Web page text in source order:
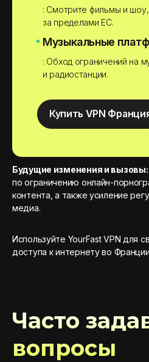
: Смотрите фильмы и
за пределами ЕС.
Музыкальные
: Обход ограничений на
и радиостанции.
Купить VPN
Будущие изменения и вызовы:
по ограничению онлайн-
контента, а также усиление
медиа.
Используйте YourFast VPN для
доступа к интернету во
Часто
вопросы